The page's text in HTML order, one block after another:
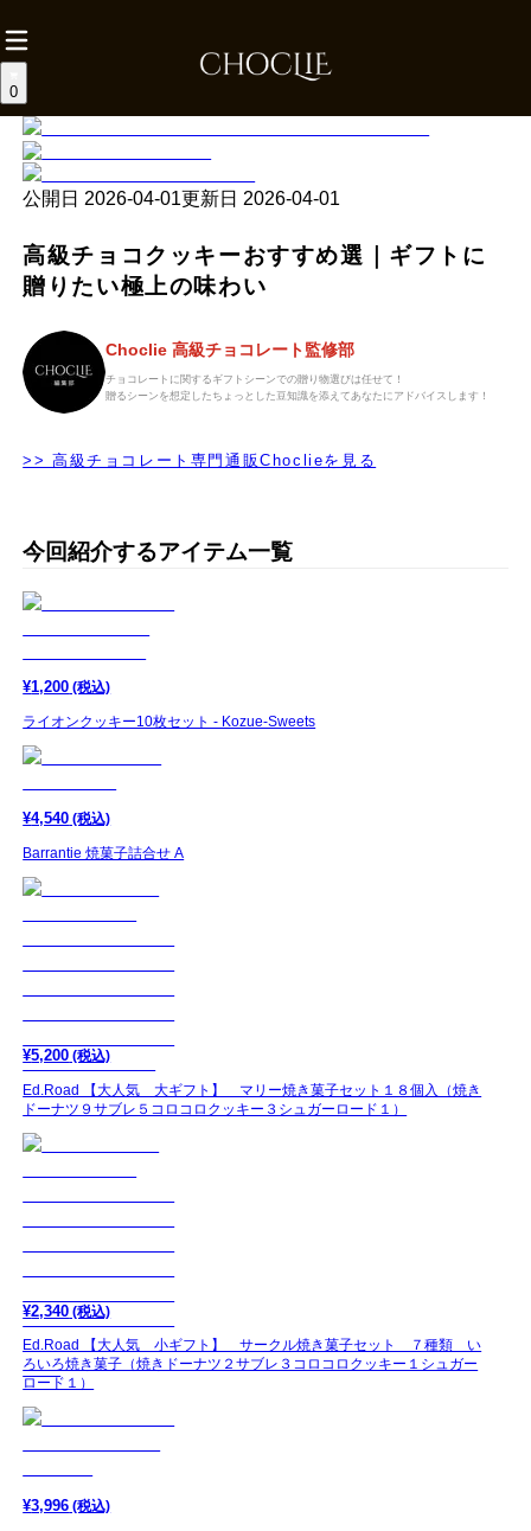
0
公開日 2026-04-01更新日 2026-04-01
高級チョコクッキーおすすめ選｜ギフトに
贈りたい極上の味わい
Choclie 高級チョコレート監修部
チョコレートに関するギフトシーンでの贈り物選びは任せて！
贈るシーンを想定したちょっとした豆知識を添えてあなたにアドバイスします！
>> 高級チョコレート専門通販Choclieを見る
今回紹介するアイテム一覧
¥1,200 (税込)
ライオンクッキー10枚セット - Kozue-Sweets
¥4,540 (税込)
Barrantie 焼菓子詰合せ A
¥5,200 (税込)
Ed.Road 【大人気 大ギフト】 マリー焼き菓子セット１８個入（焼き
ドーナツ９サブレ５コロコロクッキー３シュガーロード１）
¥2,340 (税込)
Ed.Road 【大人気 小ギフト】 サークル焼き菓子セット ７種類 い
ろいろ焼き菓子（焼きドーナツ２サブレ３コロコロクッキー１シュガー
ロード１）
¥3,996 (税込)